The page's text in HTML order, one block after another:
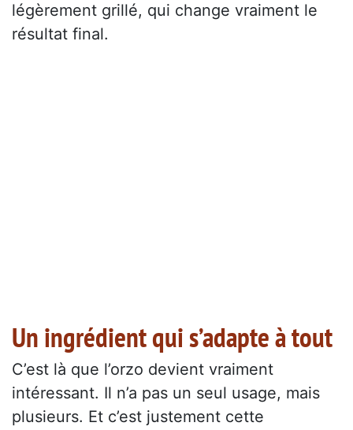
légèrement grillé, qui change vraiment le
résultat final.
Un ingrédient qui s’adapte à tout
C’est là que l’orzo devient vraiment
intéressant. Il n’a pas un seul usage, mais
plusieurs. Et c’est justement cette